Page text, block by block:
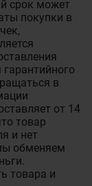
срок может
покупки в
в
от 14
товар
и нет
обменяем
товара и